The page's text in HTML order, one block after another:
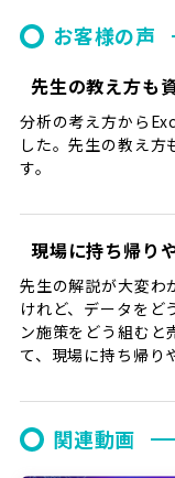
お客様の声
先生の教え方も
分析の考え方から
した。先生の教え方
す。
現場に持ち帰り
先生の解説が大変わ
けれど、データをど
ン施策をどう組むと
て、現場に持ち帰り
関連動画